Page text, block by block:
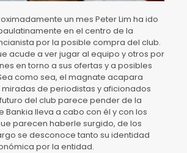
un mes Peter Lim ha ido
en el centro de la
por la posible compra del club.
acude a ver jugar al equipo y otros por
en torno a sus ofertas y a posibles
como sea, el magnate acapara
de periodistas y aficionados
del club parece pender de la
Bankia lleva a cabo con él y con los
parecen haberle surgido, de los
se desconoce tanto su identidad
por la entidad.